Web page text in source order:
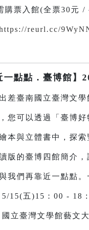
購票入館(全票30元 /
reurl.cc/
一點點．臺博館】
南國立臺灣文學
以透過「臺博好物
立體書中，探索豐
臺博四館簡介，讓
再靠近一點點。一
5/15(五)15：00 - 18
國立臺灣文學館藝文